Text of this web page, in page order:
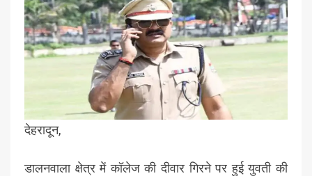
देहरादून,
डालनवाला क्षेत्र में कॉलेज की दीवार गिरने पर हुई युवती की